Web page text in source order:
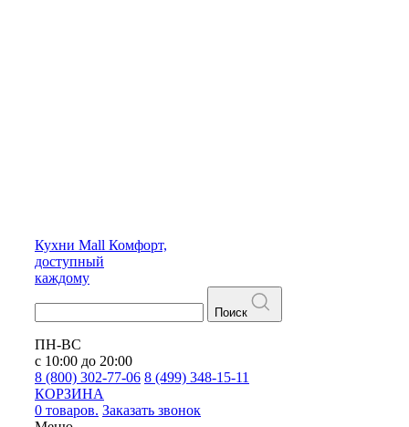
Кухни Mall Комфорт,
доступный
каждому
Поиск
ПН-ВС
с 10:00 до 20:00
8 (800) 302-77-06 8 (499) 348-15-11
КОРЗИНА
0 товаров. Заказать звонок